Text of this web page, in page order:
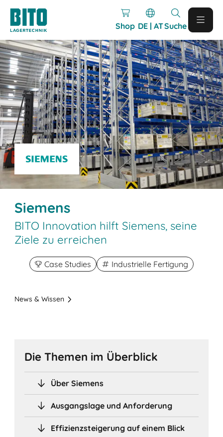
Shop DE | ATSuche
Siemens
BITO Innovation hilft Siemens, seine
Ziele zu erreichen
Case Studies Industrielle Fertigung
News & Wissen
Die Themen im Überblick
Über Siemens
Ausgangslage und Anforderung
Effizienzsteigerung auf einem Blick